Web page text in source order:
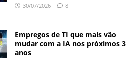
30/07/2026 8
Empregos de TI que mais vão
mudar com a IA nos próximos 3
anos